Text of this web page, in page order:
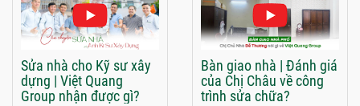
Sửa nhà cho Kỹ sư xây
dựng | Việt Quang
Group nhận được gì?
Bàn giao nhà | Đánh giá
của Chị Châu về công
trình sửa chữa?